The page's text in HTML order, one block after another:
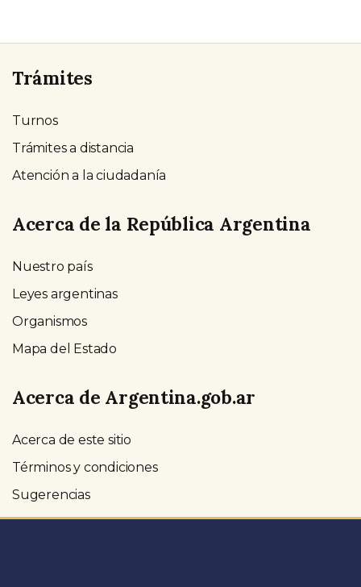
Trámites
Turnos
Trámites a distancia
Atención a la ciudadanía
Acerca de la República Argentina
Nuestro país
Leyes argentinas
Organismos
Mapa del Estado
Acerca de Argentina.gob.ar
Acerca de este sitio
Términos y condiciones
Sugerencias